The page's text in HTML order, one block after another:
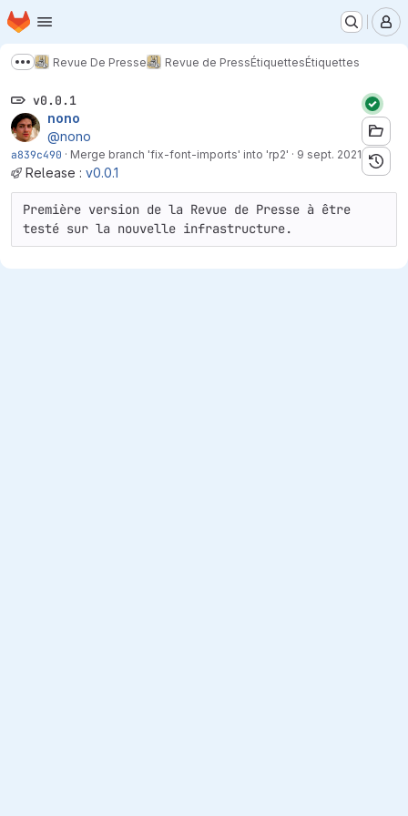
Passer au contenu principal
Page d'accueil
Afficher davantage de fils d'Ariane
Revue De Presse Revue de PressÉtiquettesÉtiquettes
v0.0.1
nono
@nono
a839c490 · Merge branch 'fix-font-imports' into 'rp2' · 9 sept. 2021
Release : v0.0.1
Première version de la Revue de Presse à être
testé sur la nouvelle infrastructure.